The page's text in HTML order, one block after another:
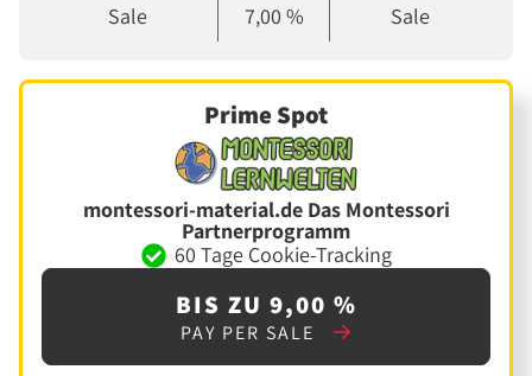
Sale
7,00 % Sale
Prime Spot
montessori-material.de Das Montessori
Partnerprogramm
60 Tage Cookie-Tracking
BIS ZU 9,00 %
PAY PER SALE